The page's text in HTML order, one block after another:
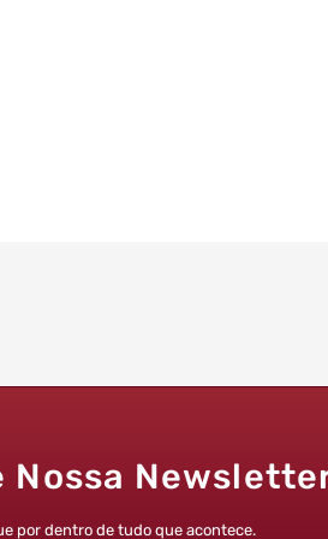
Nossa
por dentro de tudo que acontece.